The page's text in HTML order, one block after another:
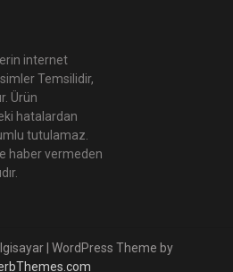
internet
Temsilidir,
Ürün
hatalardan
tutulamaz.
haber vermeden
| WordPress Theme by